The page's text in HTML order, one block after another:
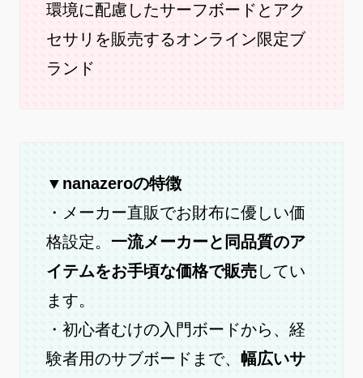
環境に配慮したサーフボードとアク
セサリを販売するオンライン限定ブ
ランド
▼nanazeroの特徴
・メーカー直販でお財布に優しい価
格設定。 一流メーカーと同品質のア
イテムをお手頃な価格で販売してい
ます。
・初心者むけの入門ボードから、経
験者用のサブボードまで、 幅広いサ